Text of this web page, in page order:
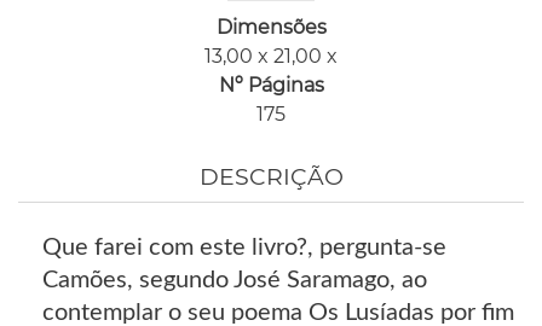
Dimensões
13,00 x 21,00 x
Nº Páginas
175
DESCRIÇÃO
Que farei com este livro?, pergunta-se
Camões, segundo José Saramago, ao
contemplar o seu poema Os Lusíadas por fim